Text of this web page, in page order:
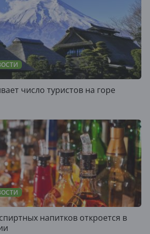
число туристов на горе
напитков откроется в